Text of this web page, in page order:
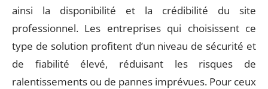
ainsi la disponibilité et la crédibilité du site
professionnel. Les entreprises qui choisissent ce
type de solution profitent d’un niveau de sécurité et
de fiabilité élevé, réduisant les risques de
ralentissements ou de pannes imprévues. Pour ceux